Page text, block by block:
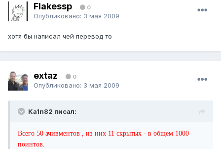
Flakessp 0
Опубликовано: 3 мая 2009
хотя бы написал чей перевод то
extaz 0
Опубликовано: 3 мая 2009
Ka1n82 писал:
Всего 50 ачивментов , из них 11 скрытых - в общем 1000
поинтов.